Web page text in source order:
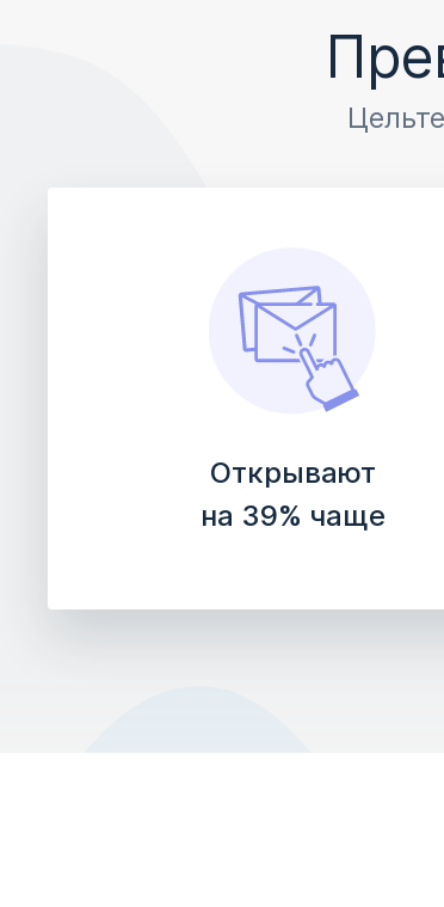
Открывают
на 39% чаще